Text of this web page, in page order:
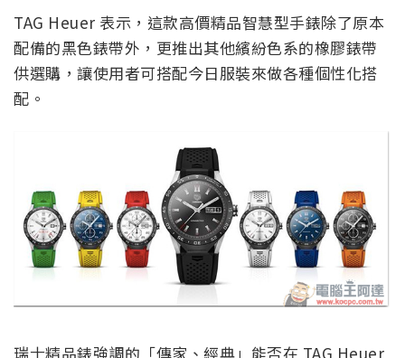
TAG Heuer 表示，這款高價精品智慧型手錶除了原本
配備的黑色錶帶外，更推出其他繽紛色系的橡膠錶帶
供選購，讓使用者可搭配今日服裝來做各種個性化搭
配。
瑞士精品錶強調的「傳家、經典」能否在 TAG Heuer